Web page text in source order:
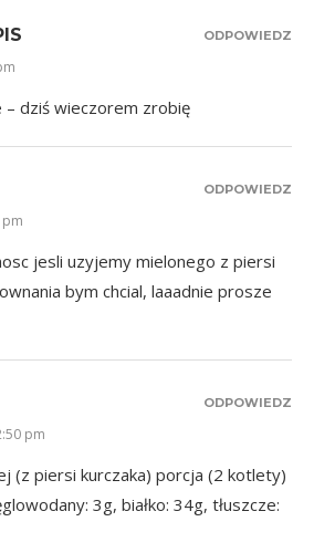
dziś wieczorem zrobię
ODPOWIEDZ
jesli uzyjemy mielonego z piersi
bym chcial, laaadnie prosze
ODPOWIEDZ
pm
(z piersi kurczaka) porcja (2 kotlety)
3g, białko: 34g, tłuszcze:
ODPOWIEDZ